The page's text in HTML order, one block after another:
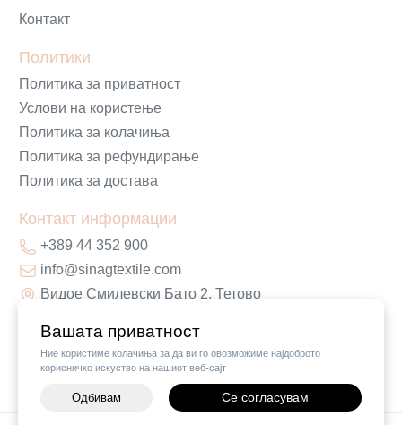
Вашата приватност
Ние користиме колачиња за да ви го овозможиме најдоброто
корисничко искуство на нашиот веб-сајт
Одбивам Се согласувам
Контакт
Политики
Политика за приватност
Услови на користење
Политика за колачиња
Политика за рефундирање
Политика за достава
Контакт информации
+389 44 352 900
info@sinagtextile.com
Видое Смилевски Бато 2, Тетово